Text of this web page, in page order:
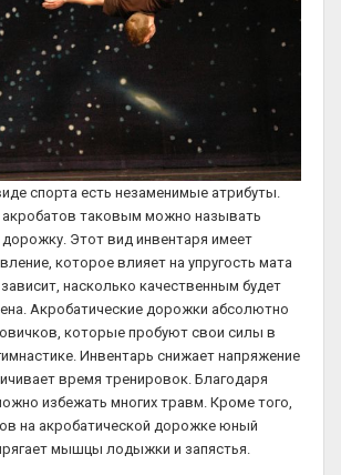
спорта есть незаменимые атрибуты.
акробатов таковым можно называть
Этот вид инвентаря имеет
которое влияет на упругость мата
насколько качественным будет
Акробатические дорожки абсолютно
которые пробуют свои силы в
Инвентарь снижает напряжение
время тренировок. Благодаря
избежать многих травм. Кроме того,
на акробатической дорожке юный
мышцы лодыжки и запястья.